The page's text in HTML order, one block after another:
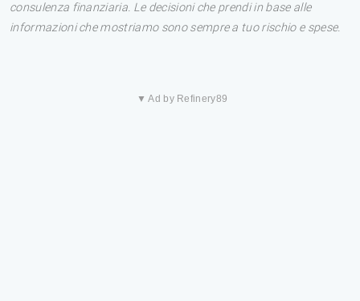
consulenza finanziaria. Le decisioni che prendi in base alle
informazioni che mostriamo sono sempre a tuo rischio e spese.
▼ Ad by Refinery89